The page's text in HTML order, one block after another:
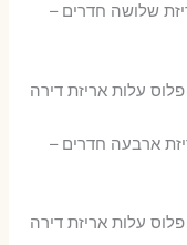
שירותי אריזת שלושה חדרים –
דירה בבת ים 4 חדרים פלוס עלות אריזת דירה
שירותי אריזת ארבעה חדרים –
דירה בבת ים 5 חדרים פלוס עלות אריזת דירה